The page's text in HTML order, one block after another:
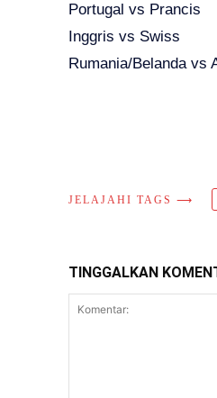
Portugal vs Prancis
Inggris vs Swiss
Rumania/Belanda vs
JELAJAHI TAGS ⟶
TINGGALKAN